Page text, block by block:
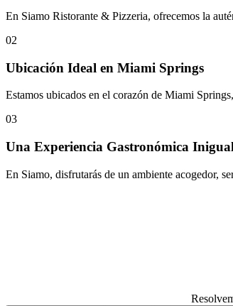
En Siamo Ristorante & Pizzeria, ofrecemos la
02
Ubicación Ideal en Miami Springs
Estamos ubicados en el corazón de Miami
03
Una Experiencia Gastronómica
En Siamo, disfrutarás de un ambiente acogedor,